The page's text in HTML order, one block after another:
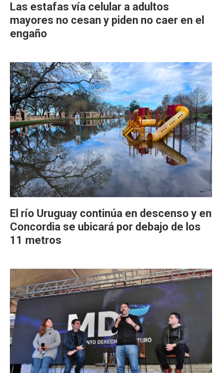
Las estafas vía celular a adultos
mayores no cesan y piden no caer en el
engaño
El río Uruguay continúa en descenso y en
Concordia se ubicará por debajo de los
11 metros